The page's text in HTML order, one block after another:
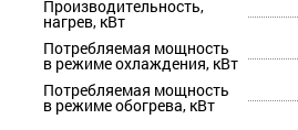
Производительность,
нагрев, кВт
Потребляемая мощность
в режиме охлаждения, кВт
Потребляемая мощность
в режиме обогрева, кВт